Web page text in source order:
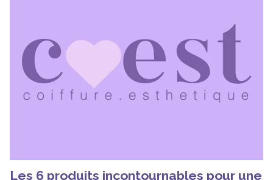
Les 6 produits incontournables pour une